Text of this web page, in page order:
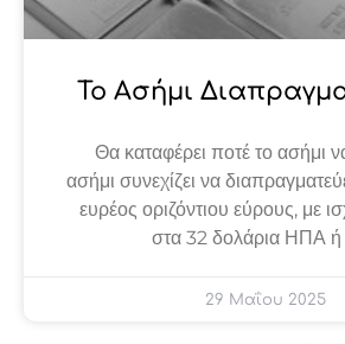
Το Ασήμι
Θα καταφέρει ποτέ το ασήμι
ασήμι συνεχίζει να
ευρέος οριζόντιου εύρους, με
στα 32 δολάρια ΗΠΑ ή
29 Μαΐου 2025